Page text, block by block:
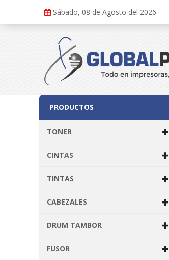
Sábado, 08 de Agosto del 2026
PRODUCTOS
TONER
CINTAS
TINTAS
CABEZALES
DRUM TAMBOR
FUSOR